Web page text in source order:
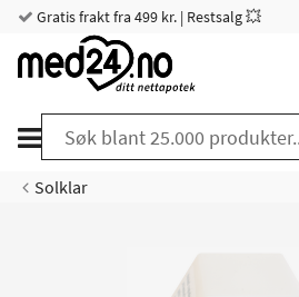
Gratis frakt fra 499 kr. | Restsalg 💥
Solklar